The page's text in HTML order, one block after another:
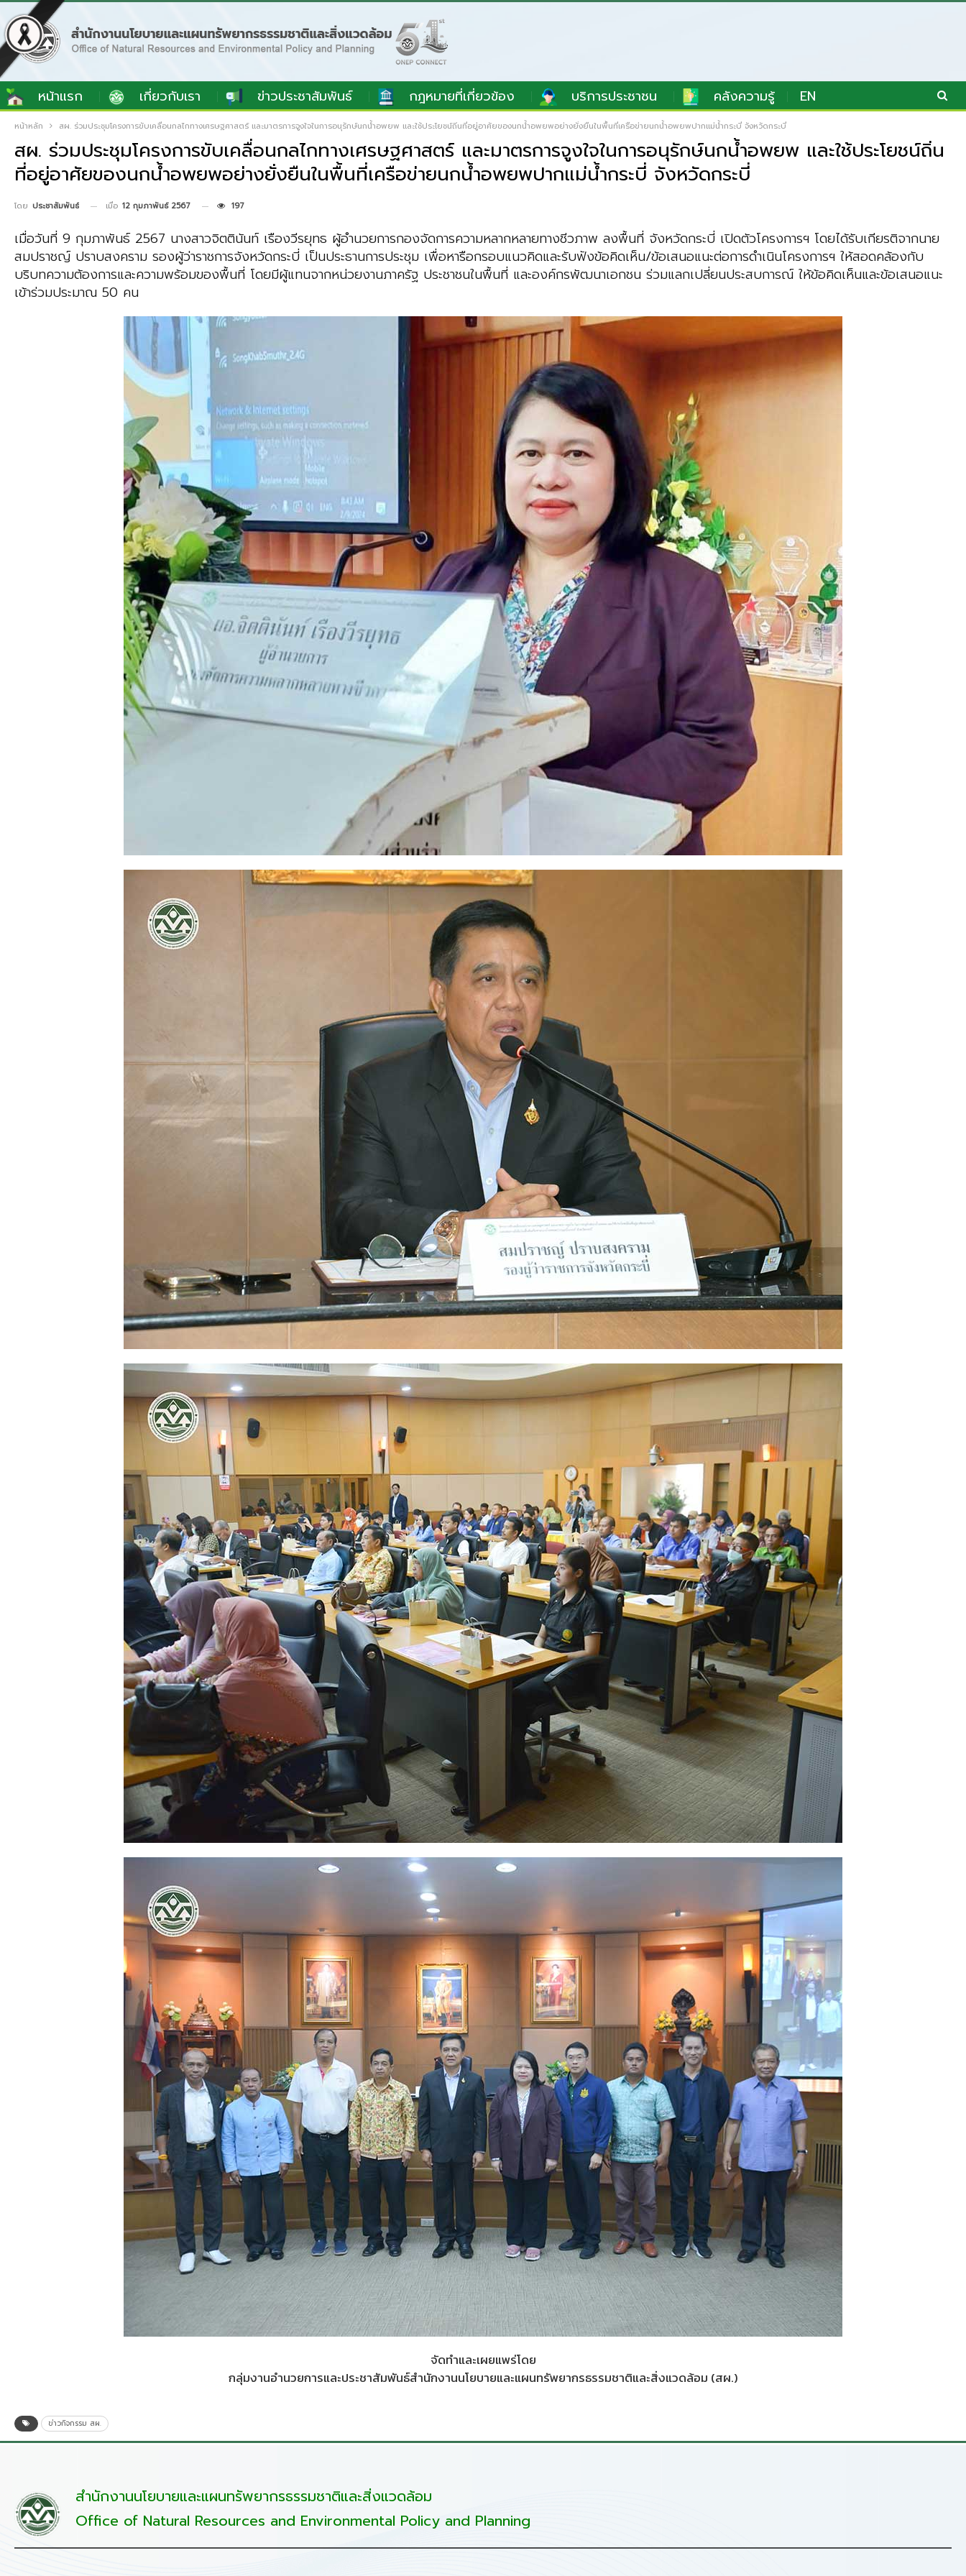
หน้าแรก เกี่ยวกับเรา ข่าวประชาสัมพันธ์ กฎหมายที่เกี่ยวข้อง บริการประชาชน คลังความรู้ EN
หน้าหลัก สผ. ร่วมประชุมโครงการขับเคลื่อนกลไกทางเศรษฐศาสตร์ และมาตรการจูงใจในการอนุรักษ์นกน้ำอพยพ และใช้ประโยชน์ถิ่นที่อยู่อาศัยของนกน้ำอพยพอย่างยั่งยืนในพื้นที่เครือข่ายนกน้ำอพยพปากแม่น้ำกระบี่ จังหวัดกระบี่
สผ. ร่วมประชุมโครงการขับเคลื่อนกลไกทางเศรษฐศาสตร์ และมาตรการจูงใจในการอนุรักษ์นกน้ำอพยพ และใช้ประโยชน์ถิ่น
ที่อยู่อาศัยของนกน้ำอพยพอย่างยั่งยืนในพื้นที่เครือข่ายนกน้ำอพยพปากแม่น้ำกระบี่ จังหวัดกระบี่
โดย ประชาสัมพันธ์ เมื่อ 12 กุมภาพันธ์ 2567 197
เมื่อวันที่ 9 กุมภาพันธ์ 2567 นางสาวจิตตินันท์ เรืองวีรยุทธ ผู้อำนวยการกองจัดการความหลากหลายทางชีวภาพ ลงพื้นที่ จังหวัดกระบี่ เปิดตัวโครงการฯ โดยได้รับเกียรติจากนาย
สมปราชญ์ ปราบสงคราม รองผู้ว่าราชการจังหวัดกระบี่ เป็นประธานการประชุม เพื่อหารือกรอบแนวคิดและรับฟังข้อคิดเห็น/ข้อเสนอแนะต่อการดำเนินโครงการฯ ให้สอดคล้องกับ
บริบทความต้องการและความพร้อมของพื้นที่ โดยมีผู้แทนจากหน่วยงานภาครัฐ ประชาชนในพื้นที่ และองค์กรพัฒนาเอกชน ร่วมแลกเปลี่ยนประสบการณ์ ให้ข้อคิดเห็นและข้อเสนอแนะ
เข้าร่วมประมาณ 50 คน
จัดทำและเผยแพร่โดย
กลุ่มงานอำนวยการและประชาสัมพันธ์สำนักงานนโยบายและแผนทรัพยากรธรรมชาติและสิ่งแวดล้อม (สผ.)
ข่าวกิจกรรม สผ.
สำนักงานนโยบายและแผนทรัพยากรธรรมชาติและสิ่งแวดล้อม
Office of Natural Resources and Environmental Policy and Planning